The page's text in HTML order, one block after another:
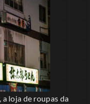
loja de roupas da